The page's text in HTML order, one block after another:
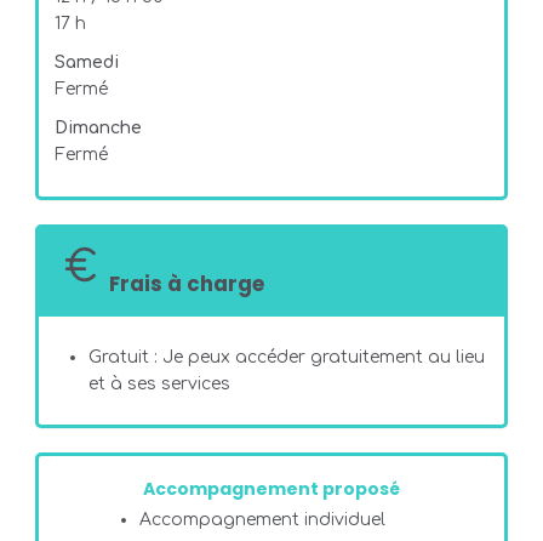
17 h
Samedi
Fermé
Dimanche
Fermé
Frais à charge
Gratuit : Je peux accéder gratuitement au lieu
et à ses services
Accompagnement proposé
Accompagnement individuel